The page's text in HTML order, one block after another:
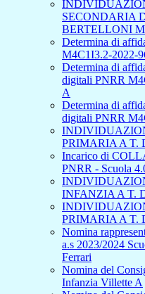
SECONDARIA
BERTELLONI
Determina di
M4C1I3.2-2022-
Determina di
digitali PNRR
A
Determina di
digitali PNRR
PRIMARIA A T.
Incarico di
PNRR - Scuola
INFANZIA A T.
PRIMARIA A T.
Nomina
a.s 2023/2024
Ferrari
Nomina del
Infanzia Villette A